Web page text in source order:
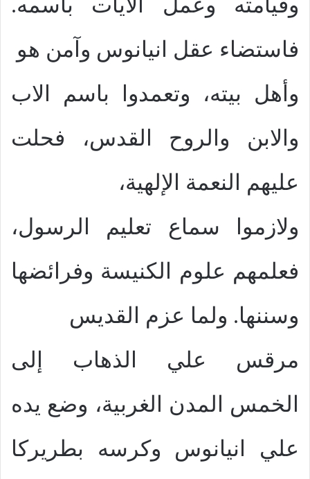
فاستضاء عقل انيانوس وآمن هو
وأهل بيته، وتعمدوا باسم الاب
والابن والروح القدس، فحلت
عليهم النعمة الإلهية،
ولازموا سماع تعليم الرسول،
فعلمهم علوم الكنيسة وفرائضها
وسننها. ولما عزم القديس
مرقس علي الذهاب إلى
الخمس المدن الغربية، وضع يده
علي انيانوس وكرسه بطريركا